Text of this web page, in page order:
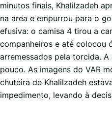
minutos finais, Khalilzadeh
na área e empurrou para o
efusiva: o camisa 4 tirou a
companheiros e até colocou
arremessados pela torcida.
pouco. As imagens do VAR
chuteira de Khalilzadeh
impedimento, levando à